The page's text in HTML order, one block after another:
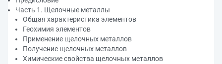
Часть 1. Щелочные металлы
Общая характеристика элементов
Геохимия элементов
Применение щелочных металлов
Получение щелочных металлов
Химические свойства щелочных металлов